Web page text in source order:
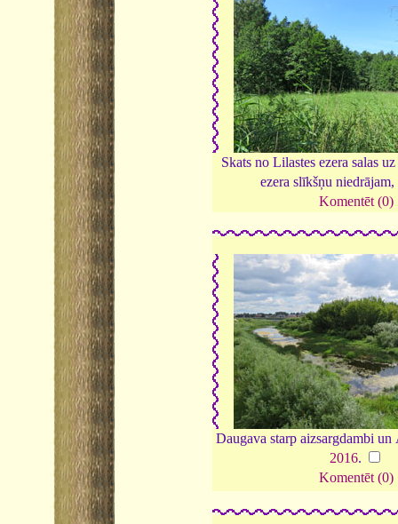
Skats no Lilastes ezera salas
ezera slīkšņu niedrājam,
Komentēt (0)
Daugava starp aizsargdambi un
2016.
Komentēt (0)